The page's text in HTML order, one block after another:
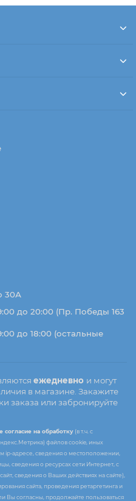
30А
до 20:00 (Пр. Победы 163
до 18:00 (остальные
ежедневно и могут
в магазине. Закажите
заказа или забронируйте
согласие на обработку (в т.ч. с
файлов cookie, иных
ip-адресе, сведения о местоположении,
сведения о ресурсах сети Интернет, с
сведения о Ваших действиях на сайте),
сайта, проведения ретаргетинга и
Вы согласны, продолжайте пользоваться